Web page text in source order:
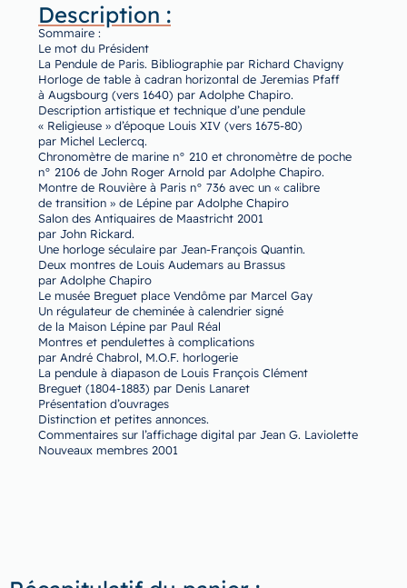
Description :
Sommaire :
Le mot du Président
La Pendule de Paris. Bibliographie par Richard Chavigny
Horloge de table à cadran horizontal de Jeremias Pfaff
à Augsbourg (vers 1640) par Adolphe Chapiro.
Description artistique et technique d’une pendule
« Religieuse » d’époque Louis XIV (vers 1675-80)
par Michel Leclercq.
Chronomètre de marine n° 210 et chronomètre de poche
n° 2106 de John Roger Arnold par Adolphe Chapiro.
Montre de Rouvière à Paris n° 736 avec un « calibre
de transition » de Lépine par Adolphe Chapiro
Salon des Antiquaires de Maastricht 2001
par John Rickard.
Une horloge séculaire par Jean-François Quantin.
Deux montres de Louis Audemars au Brassus
par Adolphe Chapiro
Le musée Breguet place Vendôme par Marcel Gay
Un régulateur de cheminée à calendrier signé
de la Maison Lépine par Paul Réal
Montres et pendulettes à complications
par André Chabrol, M.O.F. horlogerie
La pendule à diapason de Louis François Clément
Breguet (1804-1883) par Denis Lanaret
Présentation d’ouvrages
Distinction et petites annonces.
Commentaires sur l’affichage digital par Jean G. Laviolette
Nouveaux membres 2001